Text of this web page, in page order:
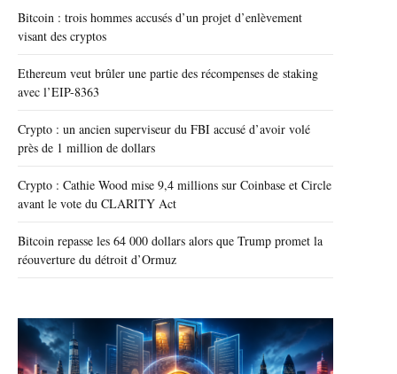
Bitcoin : trois hommes accusés d’un projet d’enlèvement
visant des cryptos
Ethereum veut brûler une partie des récompenses de staking
avec l’EIP-8363
Crypto : un ancien superviseur du FBI accusé d’avoir volé
près de 1 million de dollars
Crypto : Cathie Wood mise 9,4 millions sur Coinbase et Circle
avant le vote du CLARITY Act
Bitcoin repasse les 64 000 dollars alors que Trump promet la
réouverture du détroit d’Ormuz